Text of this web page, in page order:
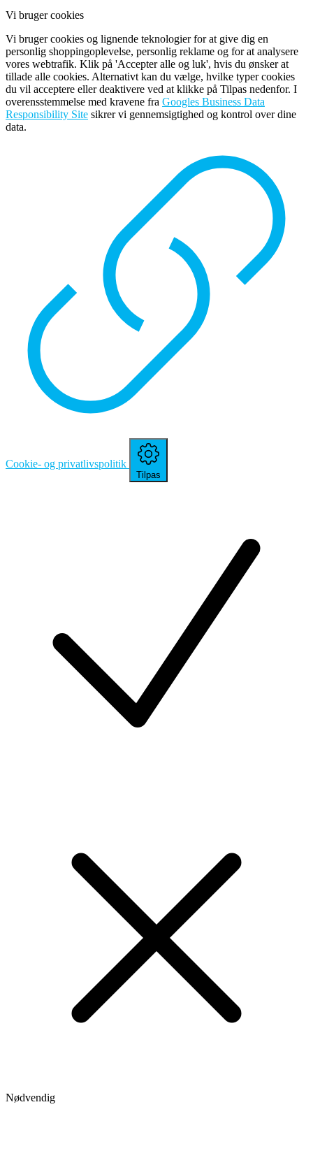
Vi bruger cookies
Vi bruger cookies og lignende teknologier for at give dig en
personlig shoppingoplevelse, personlig reklame og for at analysere
vores webtrafik. Klik på 'Accepter alle og luk', hvis du ønsker at
tillade alle cookies. Alternativt kan du vælge, hvilke typer cookies
du vil acceptere eller deaktivere ved at klikke på Tilpas nedenfor. I
overensstemmelse med kravene fra Googles Business Data
Responsibility Site sikrer vi gennemsigtighed og kontrol over dine
data.
Cookie- og privatlivspolitik
Tilpas
Nødvendig